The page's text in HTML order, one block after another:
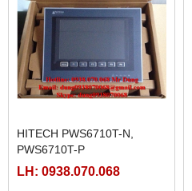
HITECH PWS6710T-N,
PWS6710T-P
LH: 0938.070.068